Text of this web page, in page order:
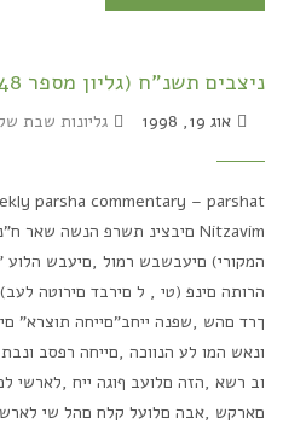
ניצבים תשנ"ח (גליון מספר 48)
אוג 19, 1998 גליונות שבת
parsha commentary – parshat
המקורי) םיעבשבש רמול ,םיעבש
הרותה םינפ (טי , ל םירבד םירוטה
ךרד םהש ,שפנה ייחב"םייחה תוצרא"
ונאש המו לע הנווכה ,םייחה רפסב
וב רשא ,הזה םלועב ףוגה ייח ,לארשי
םארקש ,אבה םלועל קלח םהל שי